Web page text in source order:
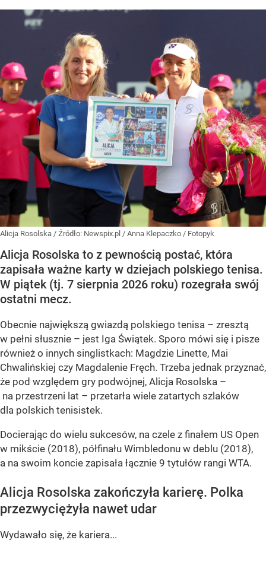
Alicja Rosolska / Źródło: Newspix.pl / Anna Klepaczko / Fotopyk
Alicja Rosolska to z pewnością postać, która
zapisała ważne karty w dziejach polskiego tenisa.
W piątek (tj. 7 sierpnia 2026 roku) rozegrała swój
ostatni mecz.
Obecnie największą gwiazdą polskiego tenisa – zresztą
w pełni słusznie – jest Iga Świątek. Sporo mówi się i pisze
również o innych singlistkach: Magdzie Linette, Mai
Chwalińskiej czy Magdalenie Fręch. Trzeba jednak przyznać,
że pod względem gry podwójnej, Alicja Rosolska –
na przestrzeni lat – przetarła wiele zatartych szlaków
dla polskich tenisistek.
Docierając do wielu sukcesów, na czele z finałem US Open
w mikście (2018), półfinału Wimbledonu w deblu (2018),
a na swoim koncie zapisała łącznie 9 tytułów rangi WTA.
Alicja Rosolska zakończyła karierę. Polka
przezwyciężyła nawet udar
Wydawało się, że kariera...